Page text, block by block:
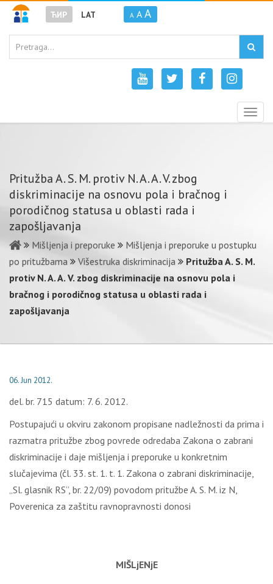
ЋИР LAT A A A
Pritužba A. S. M. protiv N. A. A. V. zbog
diskriminacije na osnovu pola i bračnog i
porodičnog statusa u oblasti rada i
zapošljavanja
Mišljenja i preporuke
Mišljenja i preporuke u postupku
po pritužbama
Višestruka diskriminacija
Pritužba A. S. M.
protiv N. A. A. V. zbog diskriminacije na osnovu pola i
bračnog i porodičnog statusa u oblasti rada i
zapošljavanja
06. Jun 2012.
del. br. 715 datum: 7. 6. 2012.
Postupajući u okviru zakonom propisane nadležnosti da prima i
razmatra pritužbe zbog povrede odredaba Zakona o zabrani
diskriminacije i daje mišljenja i preporuke u konkretnim
slučajevima (čl. 33. st. 1. t. 1. Zakona o zabrani diskriminacije,
„Sl. glasnik RS”, br. 22/09) povodom pritužbe A. S. M. iz N,
Poverenica za zaštitu ravnopravnosti donosi
MIŠLjENjE